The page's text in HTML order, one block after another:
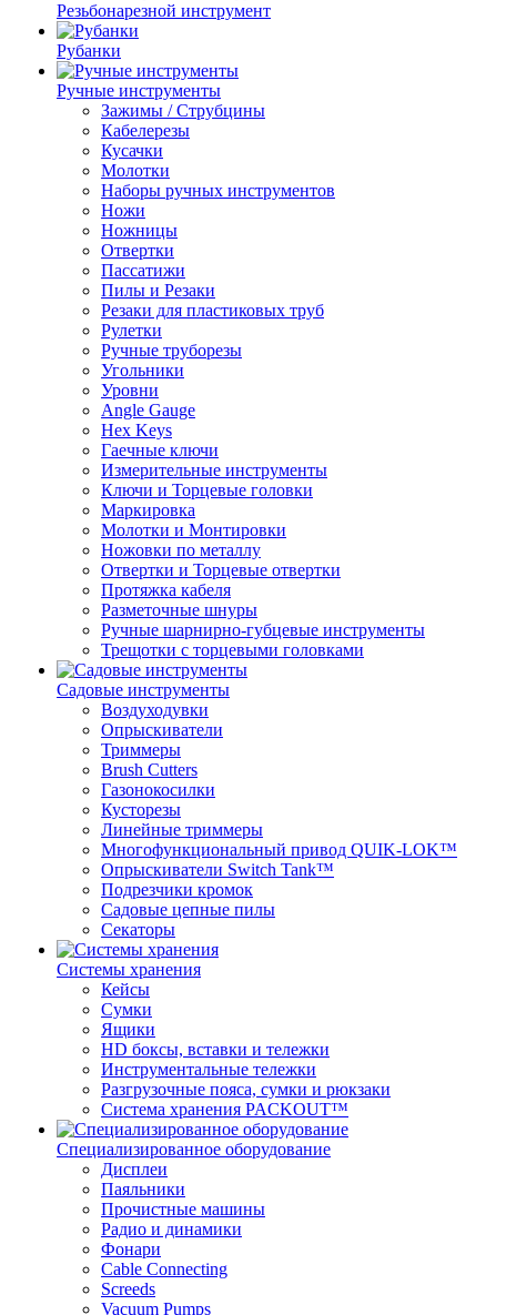
Резьбонарезной инструмент
Рубанки
Ручные инструменты
Зажимы / Струбцины
Кабелерезы
Кусачки
Молотки
Наборы ручных инструментов
Ножи
Ножницы
Отвертки
Пассатижи
Пилы и Резаки
Резаки для пластиковых труб
Рулетки
Ручные труборезы
Угольники
Уровни
Angle Gauge
Hex Keys
Гаечные ключи
Измерительные инструменты
Ключи и Торцевые головки
Маркировка
Молотки и Монтировки
Ножовки по металлу
Отвертки и Торцевые отвертки
Протяжка кабеля
Разметочные шнуры
Ручные шарнирно-губцевые инструменты
Трещотки с торцевыми головками
Садовые инструменты
Воздуходувки
Опрыскиватели
Триммеры
Brush Cutters
Газонокосилки
Кусторезы
Линейные триммеры
Многофункциональный привод QUIK-LOK™
Опрыскиватели Switch Tank™
Подрезчики кромок
Садовые цепные пилы
Секаторы
Системы хранения
Кейсы
Сумки
Ящики
HD боксы, вставки и тележки
Инструментальные тележки
Разгрузочные пояса, сумки и рюкзаки
Система хранения PACKOUT™
Специализированное оборудование
Дисплеи
Паяльники
Прочистные машины
Радио и динамики
Фонари
Cable Connecting
Screeds
Vacuum Pumps